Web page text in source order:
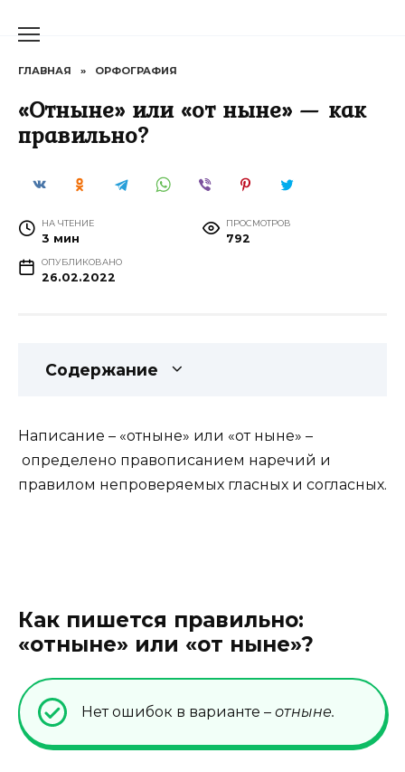
ГЛАВНАЯ » ОРФОГРАФИЯ
«Отныне» или «от ныне» — как
правильно?
НА ЧТЕНИЕ
3 мин
ПРОСМОТРОВ
792
ОПУБЛИКОВАНО
26.02.2022
Содержание
Написание – «отныне» или «от ныне» –
определено правописанием наречий и
правилом непроверяемых гласных и согласных.
Как пишется правильно:
«отныне» или «от ныне»?
Нет ошибок в варианте – отныне.